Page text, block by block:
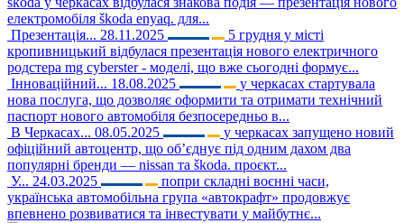
електромобіля škoda enyaq. для...
Презентація... 28.11.2025
5 грудня у місті
кропивницький відбулася презентація нового електричного
родстера mg cyberster - моделі, що вже сьогодні формує...
Інноваційний... 18.08.2025
у черкасах стартувала
нова послуга, що дозволяє оформити та отримати технічний
паспорт нового автомобіля безпосередньо в...
В Черкасах... 08.05.2025
у черкасах запущено новий
офіційний автоцентр, що об’єднує під одним дахом два
популярні бренди — nissan та škoda. проєкт...
У... 24.03.2025
попри складні воєнні часи,
українська автомобільна група «автокрафт» продовжує
впевнено розвиватися та інвестувати у майбутнє...